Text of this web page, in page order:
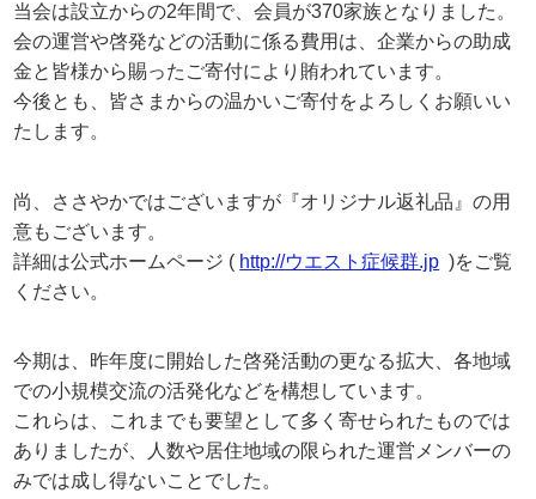
当会は設立からの2年間で、会員が370家族となりました。
会の運営や啓発などの活動に係る費用は、企業からの助成
金と皆様から賜ったご寄付により賄われています。
今後とも、皆さまからの温かいご寄付をよろしくお願いい
たします。
尚、ささやかではございますが『オリジナル返礼品』の用
意もございます。
詳細は公式ホームページ ( http://ウエスト症候群.jp )をご覧
ください。
今期は、昨年度に開始した啓発活動の更なる拡大、各地域
での小規模交流の活発化などを構想しています。
これらは、これまでも要望として多く寄せられたものでは
ありましたが、人数や居住地域の限られた運営メンバーの
みでは成し得ないことでした。